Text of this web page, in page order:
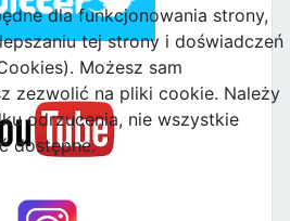
dla funkcjonowania strony,
tej strony i doświadczeń
Możesz sam
zezwolić na pliki cookie. Należy
odrzucenia, nie wszystkie
dostępne.